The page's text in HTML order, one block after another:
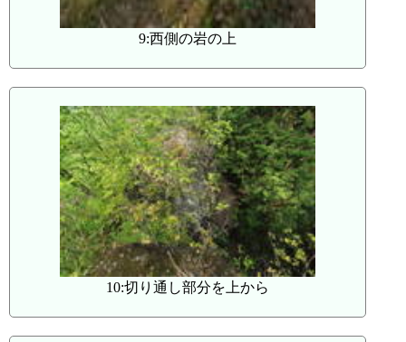
9:西側の岩の上
10:切り通し部分を上から